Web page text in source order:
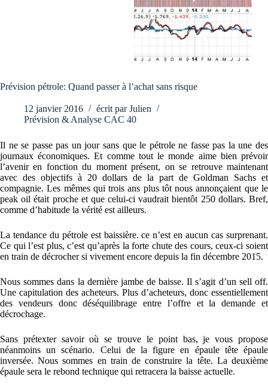
Prévision pétrole: Quand passer à l’achat sans risque
12 janvier 2016 écrit par Julien
Prévision & Analyse CAC 40
Il ne se passe pas un jour sans que le pétrole ne fasse pas la une des
journaux économiques. Et comme tout le monde aime bien prévoir
l’avenir en fonction du moment présent, on se retrouve maintenant
avec des objectifs à 20 dollars de la part de Goldman Sachs et
compagnie. Les mêmes qui trois ans plus tôt nous annonçaient que le
peak oil était proche et que celui-ci vaudrait bientôt 250 dollars. Bref,
comme d’habitude la vérité est ailleurs.
La tendance du pétrole est baissière. ce n’est en aucun cas surprenant.
Ce qui l’est plus, c’est qu’après la forte chute des cours, ceux-ci soient
en train de décrocher si vivement encore depuis la fin décembre 2015.
Nous sommes dans la dernière jambe de baisse. Il s’agit d’un sell off.
Une capitulation des acheteurs. Plus d’acheteurs, donc essentiellement
des vendeurs donc déséquilibrage entre l’offre et la demande et
décrochage.
Sans prétexter savoir où se trouve le point bas, je vous propose
néanmoins un scénario. Celui de la figure en épaule tête épaule
inversée. Nous sommes en train de construire la tête. La deuxième
épaule sera le rebond technique qui retracera la baisse actuelle.